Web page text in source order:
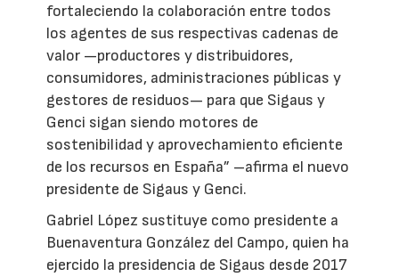
fortaleciendo la colaboración entre todos
los agentes de sus respectivas cadenas de
valor —productores y distribuidores,
consumidores, administraciones públicas y
gestores de residuos— para que Sigaus y
Genci sigan siendo motores de
sostenibilidad y aprovechamiento eficiente
de los recursos en España” –afirma el nuevo
presidente de Sigaus y Genci.
Gabriel López sustituye como presidente a
Buenaventura González del Campo, quien ha
ejercido la presidencia de Sigaus desde 2017